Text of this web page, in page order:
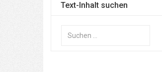
Text-Inhalt suchen